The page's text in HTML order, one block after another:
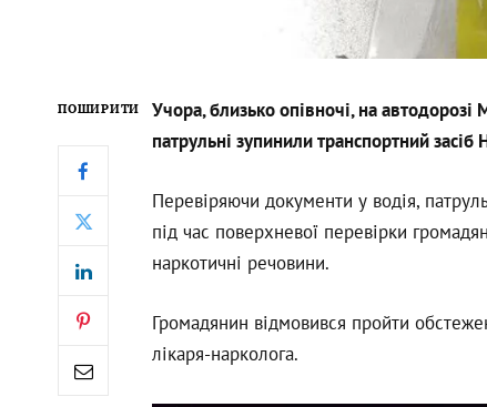
ПОШИРИТИ
Учора, близько опівночі, на
патрульні зупинили транспортний засіб
Перевіряючи документи у водія,
під час поверхневої перевірки
наркотичні речовини.
Громадянин відмовився пройти
лікаря-нарколога.